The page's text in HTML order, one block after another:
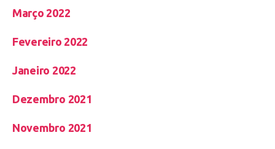
Março 2022
Fevereiro 2022
Janeiro 2022
Dezembro 2021
Novembro 2021